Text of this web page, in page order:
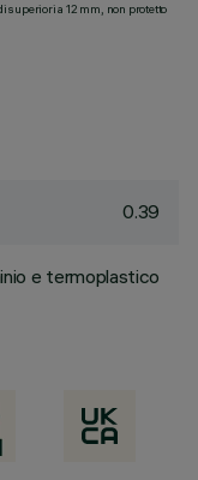
superiori a 12 mm, non protetto
0.39
e termoplastico